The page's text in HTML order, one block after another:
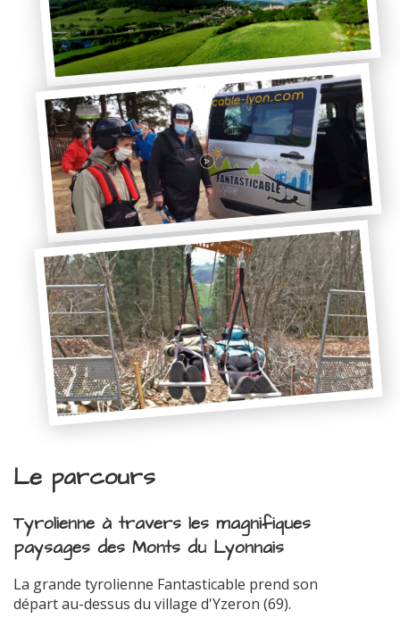
Le parcours
Tyrolienne à travers les magnifiques
paysages des Monts du Lyonnais
La grande tyrolienne Fantasticable prend son
départ au-dessus du village d'Yzeron (69).